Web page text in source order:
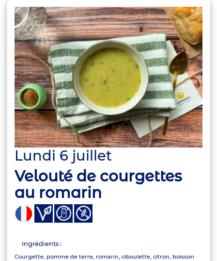
Lundi 6 juillet
Velouté de courgettes
au romarin
Ingrédients :
Courgette, pomme de terre, romarin, ciboulette, citron, boisson